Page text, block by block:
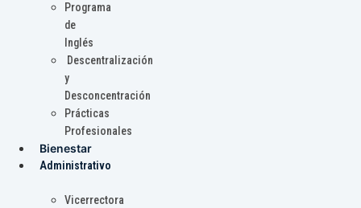
Programa
de
Inglés
Descentralización
y
Desconcentración
Prácticas
Profesionales
Bienestar
Administrativo
Vicerrectora